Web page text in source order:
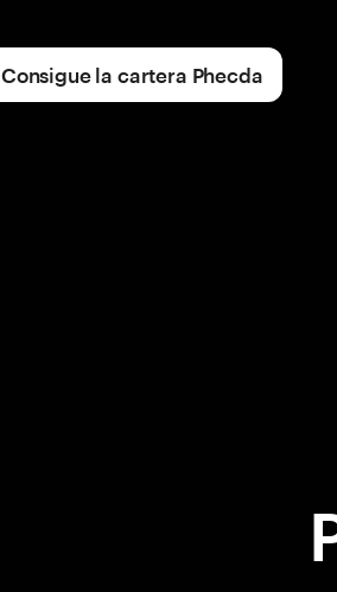
Consigue la cartera Phecda